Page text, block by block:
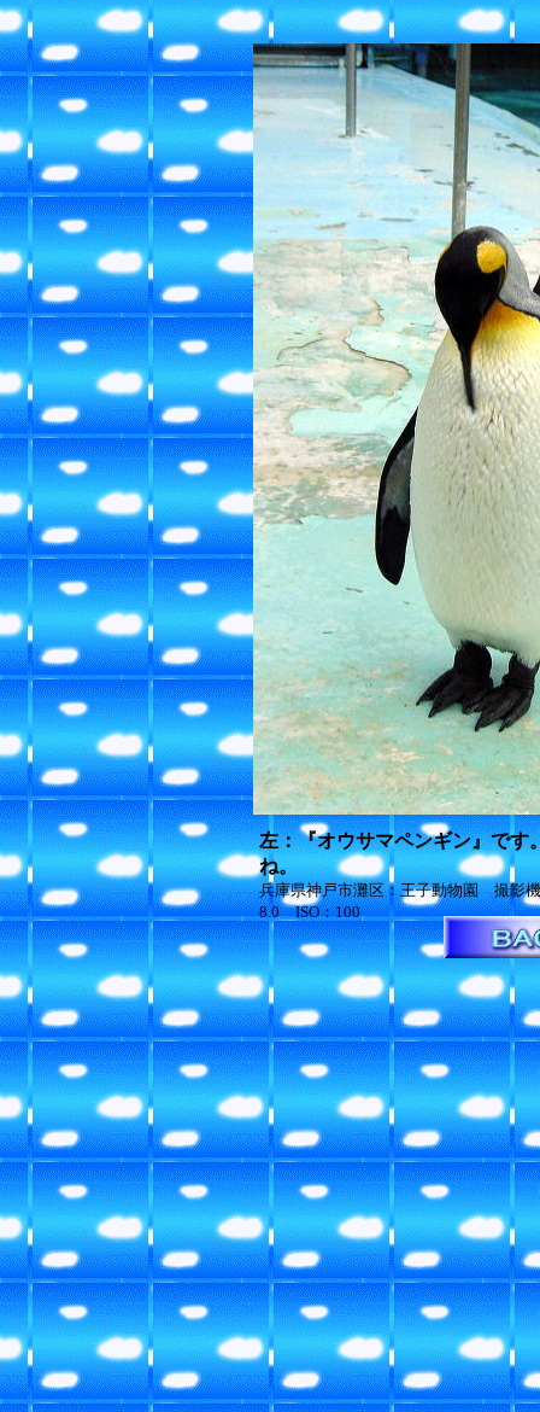
左：『オウサマペンギン』です
ね。
兵庫県神戸市灘区：王子動物園 撮影
8.0 ISO：100